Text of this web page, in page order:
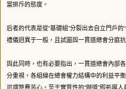
當排斥的態度。
后者的代表是從“基礎組”分裂出去自立門戶
禮儀迥異于一般，且試圖與一貫道總會分庭
與此同時，也有必要指出，一貫道總會內部
分重視，各組線在總會權力結構中的利益平
可謂煞費苦心。至于實質性的“辦道”即拓展